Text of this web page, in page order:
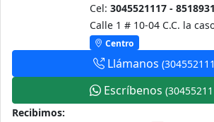
Cel: 3045521117 - 8518931
Calle 1 # 10-04 C.C. la
Centro
Llámanos
Escríbenos
Recibimos: